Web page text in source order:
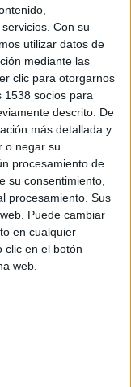
Con su
utilizar datos de
mediante las
clic para otorgarnos
1538 socios para
descrito. De
más detallada y
o negar su
procesamiento de
su consentimiento,
procesamiento. Sus
Puede cambiar
en cualquier
clic en el botón
web.